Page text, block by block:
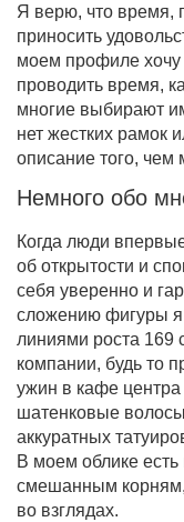
Я верю, что время,
приносить
моем профиле хочу
проводить время,
многие выбирают
нет жестких рамок
описание того, чем
Немного обо
Когда люди
об открытости и
себя уверенно и
сложению фигуры я
линиями роста 169
компании, будь то
ужин в кафе
шатенковые
аккуратных
В моем облике есть
смешанным корням,
во взглядах.